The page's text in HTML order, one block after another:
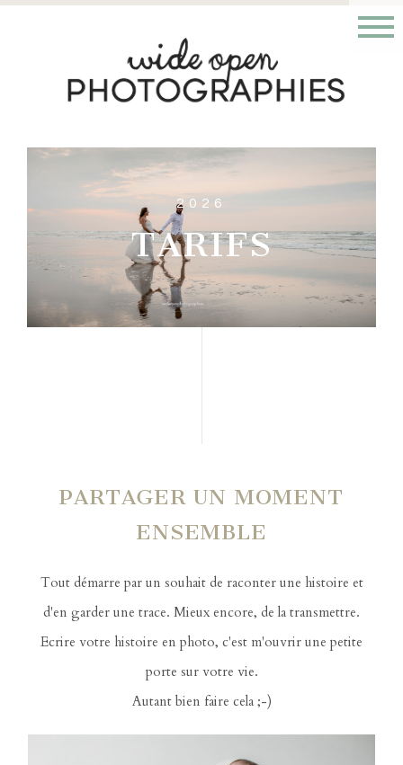
2026
TARIFS
PARTAGER UN MOMENT
ENSEMBLE
Tout démarre par un souhait de raconter une histoire et
d'en garder une trace. Mieux encore, de la transmettre.
Ecrire votre histoire en photo, c'est m'ouvrir une petite
porte sur votre vie.
Autant bien faire cela ;-)